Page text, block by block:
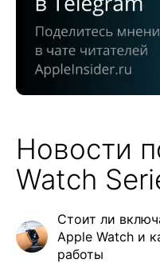
Новости
Watch
Стоит ли
Apple Watch и
работы